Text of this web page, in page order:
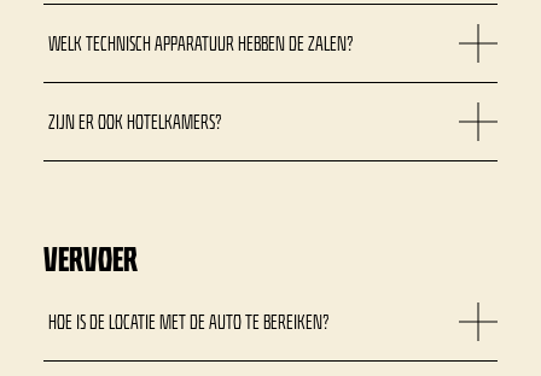
WELK TECHNISCH APPARATUUR HEBBEN DE ZALEN?
ZIJN ER OOK HOTELKAMERS?
VERVOER
HOE IS DE LOCATIE MET DE AUTO TE BEREIKEN?